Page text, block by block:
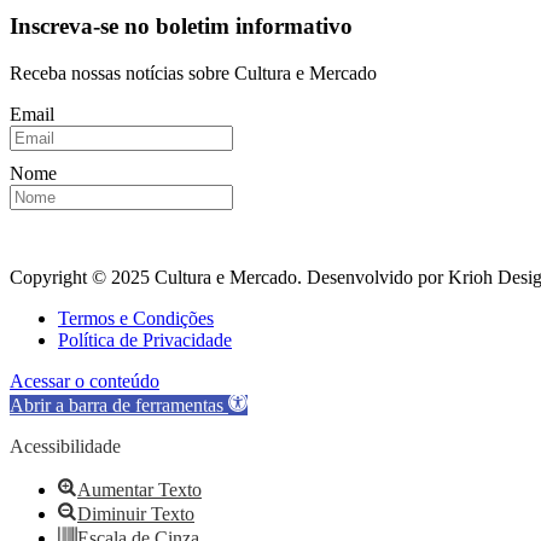
Inscreva-se no boletim informativo
Receba nossas notícias sobre Cultura e Mercado
Email
Nome
Copyright © 2025 Cultura e Mercado. Desenvolvido por Krioh
Termos e Condições
Política de Privacidade
Acessar o conteúdo
Abrir a barra de ferramentas
Acessibilidade
Aumentar Texto
Diminuir Texto